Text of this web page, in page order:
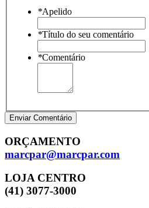
*Apelido
*Título do seu comentário
*Comentário
Enviar Comentário
ORÇAMENTO
marcpar@marcpar.com
LOJA CENTRO
(41) 3077-3000